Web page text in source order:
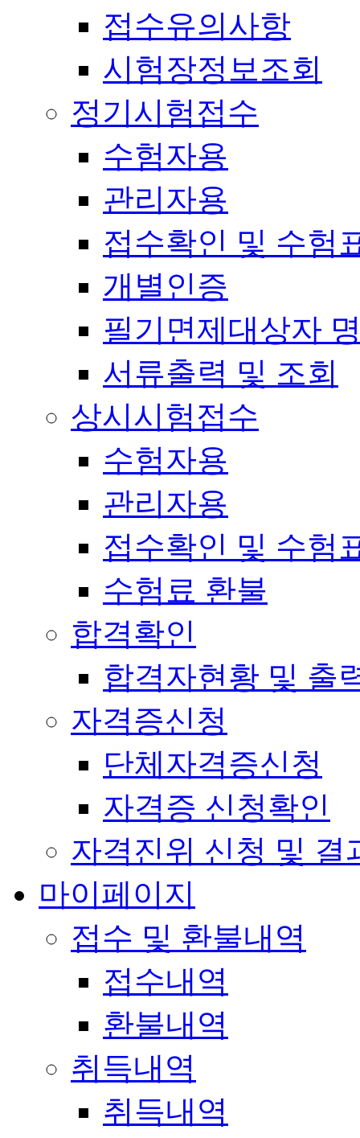
접수유의사항
시험장정보조회
정기시험접수
수험자용
관리자용
접수확인 및 수험
개별인증
필기면제대상자
서류출력 및 조회
상시시험접수
수험자용
관리자용
접수확인 및 수험
수험료 환불
합격확인
합격자현황 및 출
자격증신청
단체자격증신청
자격증 신청확인
자격진위 신청 및 결
마이페이지
접수 및 환불내역
접수내역
환불내역
취득내역
취득내역